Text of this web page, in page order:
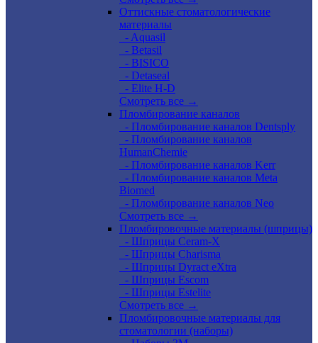
Оттискные стоматологические
материалы
- Aquasil
- Betasil
- BISICO
- Detaseal
- Elite H-D
Смотреть все →
Пломбирование каналов
- Пломбирование каналов Dentsply
- Пломбирование каналов
HumanChemie
- Пломбирование каналов Kerr
- Пломбирование каналов Meta
Biomed
- Пломбирование каналов Neo
Смотреть все →
Пломбировочные материалы (шприцы)
- Шприцы Ceram-X
- Шприцы Charisma
- Шприцы Dyract eXtra
- Шприцы Escom
- Шприцы Estelite
Смотреть все →
Пломбировочные материалы для
стоматологии (наборы)